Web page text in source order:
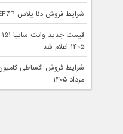
شرایط فروش دنا پلاس EF7P در مرداد 1405 اعلام شد
۱۴۰۵ اعلام شد
مرداد ۱۴۰۵